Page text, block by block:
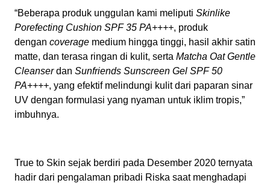
“Beberapa produk unggulan kami meliputi Skinlike
Porefecting Cushion SPF 35 PA++++, produk
dengan coverage medium hingga tinggi, hasil akhir satin
matte, dan terasa ringan di kulit, serta Matcha Oat Gentle
Cleanserdan Sunfriends Sunscreen Gel SPF 50
PA++++, yang efektif melindungi kulit dari paparan sinar
UV dengan formulasi yang nyaman untuk iklim tropis,”
imbuhnya.
True to Skin sejak berdiri pada Desember 2020 ternyata
hadir dari pengalaman pribadi Riska saat menghadapi